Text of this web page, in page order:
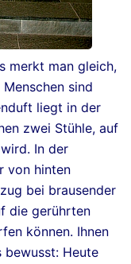
merkt man gleich,
sind
liegt in der
zwei Stühle, auf
In der
von hinten
bei brausender
die gerührten
können. Ihnen
bewusst: Heute